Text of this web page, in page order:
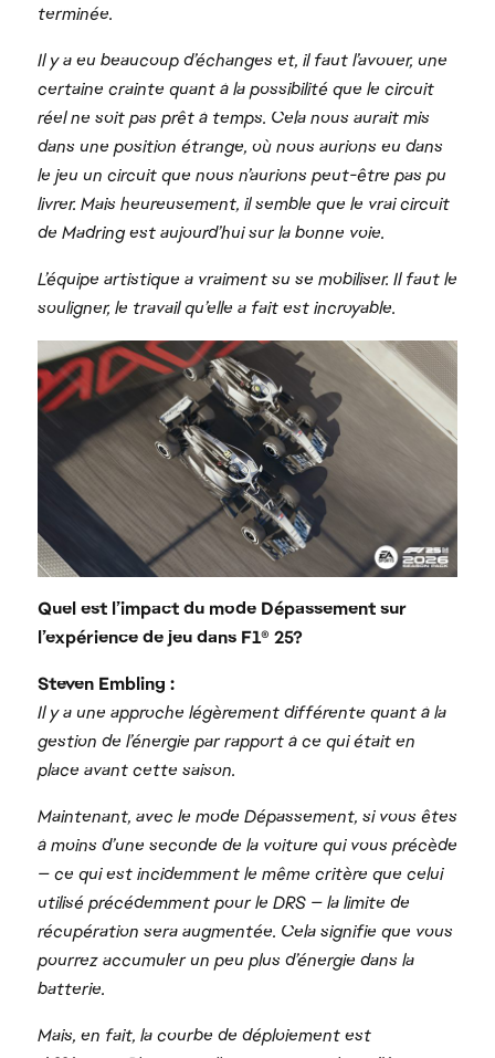
terminée.
Il y a eu beaucoup d’échanges et, il faut l’avouer, une
certaine crainte quant à la possibilité que le circuit
réel ne soit pas prêt à temps. Cela nous aurait mis
dans une position étrange, où nous aurions eu dans
le jeu un circuit que nous n’aurions peut-être pas pu
livrer. Mais heureusement, il semble que le vrai circuit
de Madring est aujourd’hui sur la bonne voie.
L’équipe artistique a vraiment su se mobiliser. Il faut le
souligner, le travail qu’elle a fait est incroyable.
Quel est l’impact du mode Dépassement sur
l’expérience de jeu dans F1® 25?
Steven Embling :
Il y a une approche légèrement différente quant à la
gestion de l’énergie par rapport à ce qui était en
place avant cette saison.
Maintenant, avec le mode Dépassement, si vous êtes
à moins d’une seconde de la voiture qui vous précède
— ce qui est incidemment le même critère que celui
utilisé précédemment pour le DRS — la limite de
récupération sera augmentée. Cela signifie que vous
pourrez accumuler un peu plus d’énergie dans la
batterie.
Mais, en fait, la courbe de déploiement est